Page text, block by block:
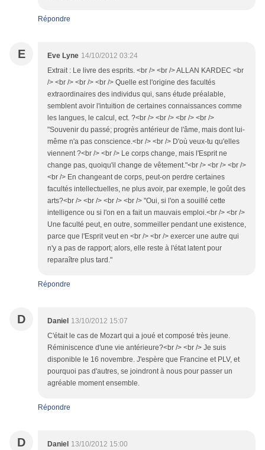
Répondre
E Eve Lyne 14/10/2012 03:24
Extrait : Le livre des esprits. <br /> <br /> ALLAN KARDEC <br
/> <br /> <br /> <br /> Quelle est l'origine des facultés
extraordinaires des individus qui, sans étude préalable,
semblent avoir l'intuition de certaines connaissances comme
les langues, le calcul, ect. ?<br /> <br /> <br /> <br />
"Souvenir du passé; progrès antérieur de l'âme, mais dont lui-
même n'a pas conscience.<br /> <br /> D'où veux-tu qu'elles
viennent ?<br /> <br /> Le corps change, mais l'Esprit ne
change pas, quoiqu'il change de vêtement."<br /> <br /> <br />
<br /> En changeant de corps, peut-on perdre certaines
facultés intellectuelles, ne plus avoir, par exemple, le goût des
arts?<br /> <br /> <br /> <br /> "Oui, si l'on a souillé cette
intelligence ou si l'on en a fait un mauvais emploi.<br /> <br />
Une faculté peut, en outre, sommeiller pendant une existence,
parce que l'Esprit veut en <br /> <br /> exercer une autre qui
n'y a pas de rapport; alors, elle reste à l'état latent pour
reparaître plus tard."
Répondre
D Daniel 13/10/2012 15:07
C'était le cas de Mozart qui a joué et composé très jeune.
Réminiscence d'une vie antérieure?<br /> <br /> Je suis
disponible le 16 novembre. J'espère que Francine et PLV, et
pourquoi pas d'autres, se joindront à nous pour passer un
agréable moment ensemble.
Répondre
D Daniel 13/10/2012 15:00